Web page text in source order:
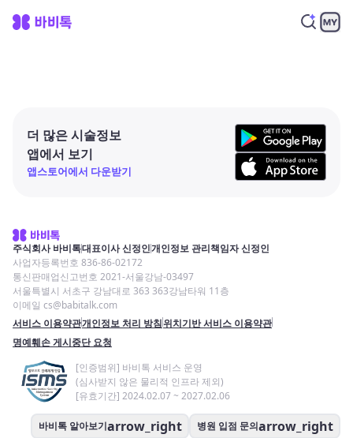
더 많은 시술정보
앱에서 보기
앱스토어에서 다운받기
주식회사 바비톡대표이사 신정인개인정보 관리책임자 신정인
사업자등록번호 836-86-02172
통신판매업신고번호 2021-서울강남-03497
서울특별시 서초구 강남대로 363 363강남타워 11층
이메일 cs@babitalk.com
서비스 이용약관개인정보 처리 방침위치기반 서비스 이용약관
명예훼손 게시중단 요청
[인증범위] 바비톡 서비스 운영
(심사받지 않은 물리적 인프라 제외)
[유효기간] 2024.02.07 ~ 2027.02.06
바비톡 알아보기arrow_right 병원 입점 문의arrow_right